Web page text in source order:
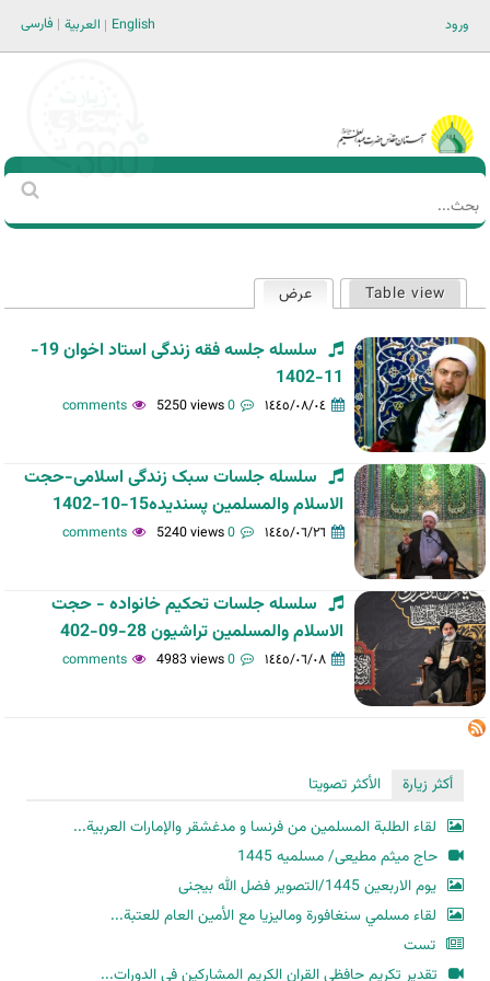
ورود فارسی العربية English
Main men-AR
استمارة
‏
الأساسية
Table view عرض
سلسله جلسه فقه زندگی استاد اخوان 19-
11-1402
١٤٤٥/٠٨/٠٤ 0 comments
5250 views
سلسله جلسات سبک زندگی اسلامی-حجت
الاسلام والمسلمین پسندیده15-10-1402
١٤٤٥/٠٦/٢٦ 0 comments
5240 views
سلسله جلسات تحکیم خانواده - حجت
الاسلام والمسلمین تراشیون 28-09-402
١٤٤٥/٠٦/٠٨ 0 comments
4983 views
أكثر زيارة
الأكثر تصويتا
لقاء الطلبة المسلمين من فرنسا و مدغشقر والإمارات العربية...
حاج میثم مطیعی/ مسلمیه 1445
یوم الاربعین 1445/التصویر فضل الله بیجنی
لقاء مسلمي سنغافورة وماليزيا مع الأمين العام للعتبة...
تست
تقدير تكريم حافظي القران الكريم المشاركين في الدورات...